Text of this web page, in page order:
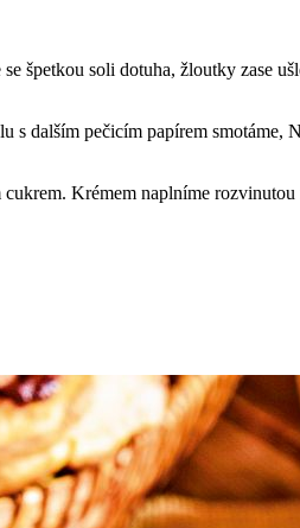
špetkou soli dotuha, žloutky zase
s dalším pečicím papírem
Krémem naplníme